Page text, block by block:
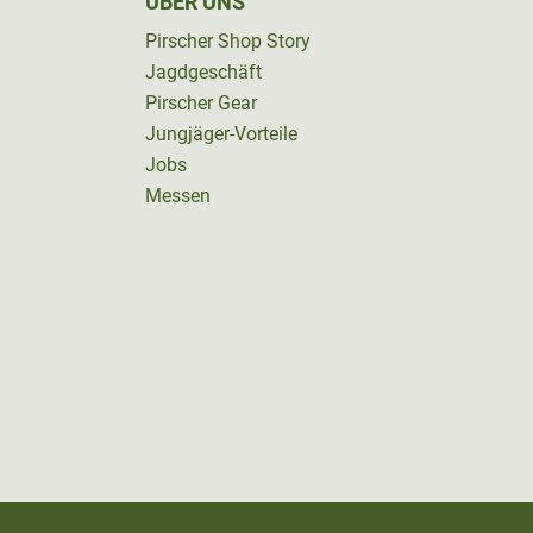
Pirscher Shop Story
Jagdgeschäft
Pirscher Gear
Jungjäger-Vorteile
Jobs
Messen